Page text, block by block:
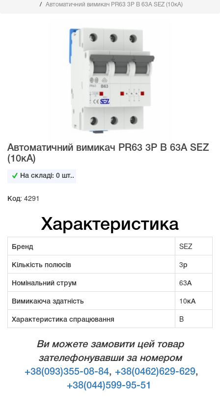
Автоматичний вимикач PR63 3Р B 63А SEZ (10кА)
Автоматичний вимикач PR63 3Р B 63А SEZ
(10кА)
На складі:0 шт..
Код: 4291
Характеристика
Бренд
SEZ
Кількість полюсів
3р
Номінальний струм
63А
Вимикаюча здатність
10кА
Характеристика спрацювання
B
Ви можете замовити цей товар
зателефонувавши за номером
+38(093)355-08-84, +38(0462)629-629,
+38(044)599-95-51